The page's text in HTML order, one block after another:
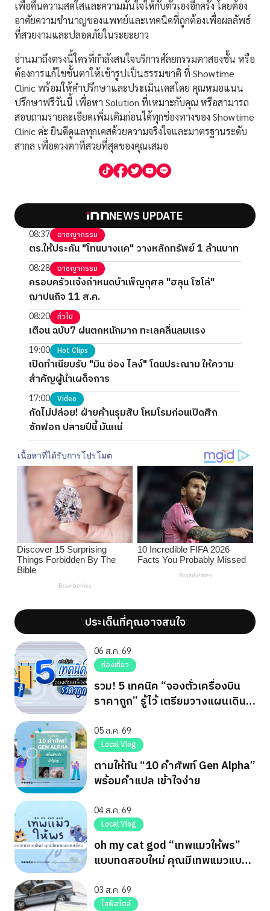
เพื่อคืนความสดใสและความมั่นใจให้กับตัวเองอีกครั้ง โดยต้อง
อาศัยความชำนาญของแพทย์และเทคนิคที่ถูกต้องเพื่อผลลัพธ์
ที่สวยงามและปลอดภัยในระยะยาว
อ่านมาถึงตรงนี้ใครที่กำลังสนใจบริการศัลยกรรมตาสองชั้น หรือ
ต้องการแก้ไขชั้นตาให้เข้ารูปเป็นธรรมชาติ ที่ Showtime
Clinic พร้อมให้คำปรึกษาและประเมินเคสโดย คุณหมอแนน
ปรึกษาฟรีวันนี้ เพื่อหา Solution ที่เหมาะกับคุณ หรือสามารถ
สอบถามรายละเอียดเพิ่มเติมก่อนได้ทุกช่องทางของ Showtime
Clinic ค่ะ ยินดีดูแลทุกเคสด้วยความจริงใจและมาตรฐานระดับ
สากล เพื่อดวงตาที่สวยที่สุดของคุณเสมอ
NEWS UPDATE
08:37 อาชญากรรม
ตร.ให้ประกัน "โทนบางแค" วางหลักทรัพย์ 1 ล้านบาท
08:28 อาชญากรรม
ครอบครัวแจ้งกำหนดบำเพ็ญกุศล "ฮลุน โซโล่"
ฌาปนกิจ 11 ส.ค.
08:20 ทั่วไป
เตือน ฉบับ7 ฝนตกหนักมาก ทะเลคลื่นลมแรง
19:00 Hot Clips
เปิดทำเนียบรับ "มิน อ่อง ไลง์" โดนประณาม ให้ความ
สำคัญผู้นำเผด็จการ
17:00 Video
กัดไม่ปล่อย! ฝ่ายค้านรุมสับ โหมโรมก่อนเปิดศึก
ซักฟอก ปลายปีนี้ มันแน่
';ประเด็นที่คุณอาจสนใจ';
06 ส.ค. 69
ท่องเที่ยว
รวม! 5 เทคนิค “จองตั๋วเครื่องบิน
ราคาถูก” รู้ไว้ เตรียมวางแผนเดิน
05 ส.ค. 69
Local Vlog
ตามให้ทัน “10 คำศัพท์ Gen Alpha”
พร้อมคำแปล เข้าใจง่าย
04 ส.ค. 69
Local Vlog
oh my cat god “เทพแมวให้พร”
แบบทดสอบใหม่ คุณมีเทพแมวแบบ
03 ส.ค. 69
ไลฟ์สไตล์